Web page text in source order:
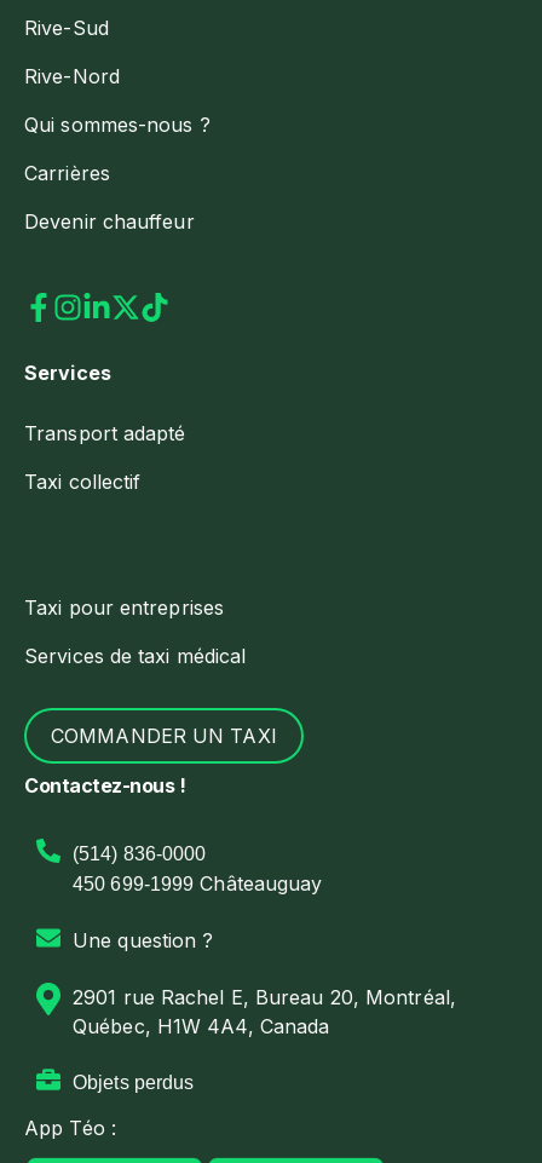
Rive-Sud
Rive-Nord
Qui sommes-nous ?
Carrières
Devenir chauffeur
Services
Transport adapté
Taxi collectif
Taxi pour entreprises
Services de taxi médical
COMMANDER UN TAXI
Contactez-nous !
(514) 836-0000
450 699-1999 Châteauguay
Une question ?
2901 rue Rachel E, Bureau 20, Montréal,
Québec, H1W 4A4, Canada
Objets perdus
App Téo :